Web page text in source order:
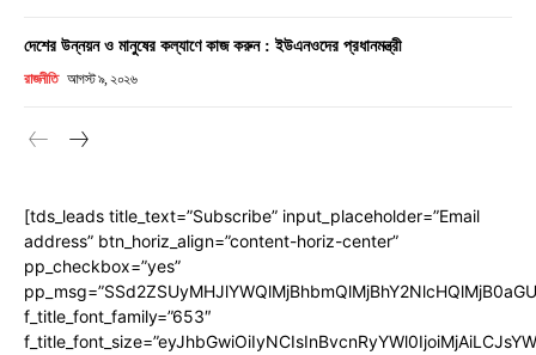
দেশের উন্নয়ন ও মানুষের কল্যাণে কাজ করুন : ইউএনওদের প্রধানমন্ত্রী
রাজনীতি আগস্ট ৯, ২০২৬
[tds_leads title_text=”Subscribe” input_placeholder=”Email
address” btn_horiz_align=”content-horiz-center”
pp_checkbox=”yes”
f_title_font_family=”653″